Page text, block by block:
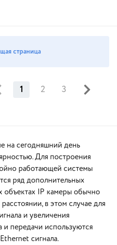
страница
1 2 3
на сегодняшний день
Для построения
работающей системы
ряд дополнительных
объектах IP камеры обычно
в этом случае для
и увеличения
передачи используются
сигнала.